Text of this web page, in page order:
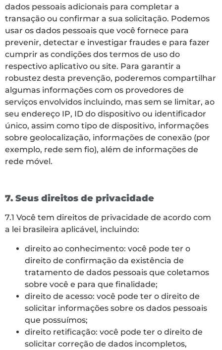
dados pessoais adicionais para completar a
transação ou confirmar a sua solicitação. Podemos
usar os dados pessoais que você fornece para
prevenir, detectar e investigar fraudes e para fazer
cumprir as condições dos termos de uso do
respectivo aplicativo ou site. Para garantir a
robustez desta prevenção, poderemos compartilhar
algumas informações com os provedores de
serviços envolvidos incluindo, mas sem se limitar, ao
seu endereço IP, ID do dispositivo ou identificador
único, assim como tipo de dispositivo, informações
sobre geolocalização, informações de conexão (por
exemplo, rede sem fio), além de informações de
rede móvel.
7. Seus direitos de privacidade
7.1 Você tem direitos de privacidade de acordo com
a lei brasileira aplicável, incluindo:
direito ao conhecimento: você pode ter o
direito de confirmação da existência de
tratamento de dados pessoais que coletamos
sobre você e para que finalidade;
direito de acesso: você pode ter o direito de
solicitar informações sobre os dados pessoais
que possuímos;
direito retificação: você pode ter o direito de
solicitar correção de dados incompletos,